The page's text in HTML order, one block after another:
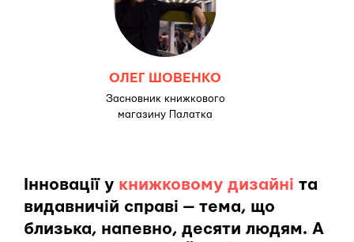
ОЛЕГ ШОВЕНКО
Засновник книжкового
магазину Палатка
Інновації у книжковому дизайні та
видавничій справі — тема, що
близька, напевно, десяти людям. А